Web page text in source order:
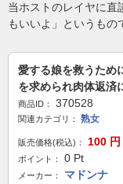
当ホストのレイヤに直
もいいよ」というもの
愛する娘を救うため
を求められ肉体返済
商品ID： 370528
関連カテゴリ： 熟女
販売価格(税込)： 100 円
ポイント： 0 Pt
メーカー： マドンナ